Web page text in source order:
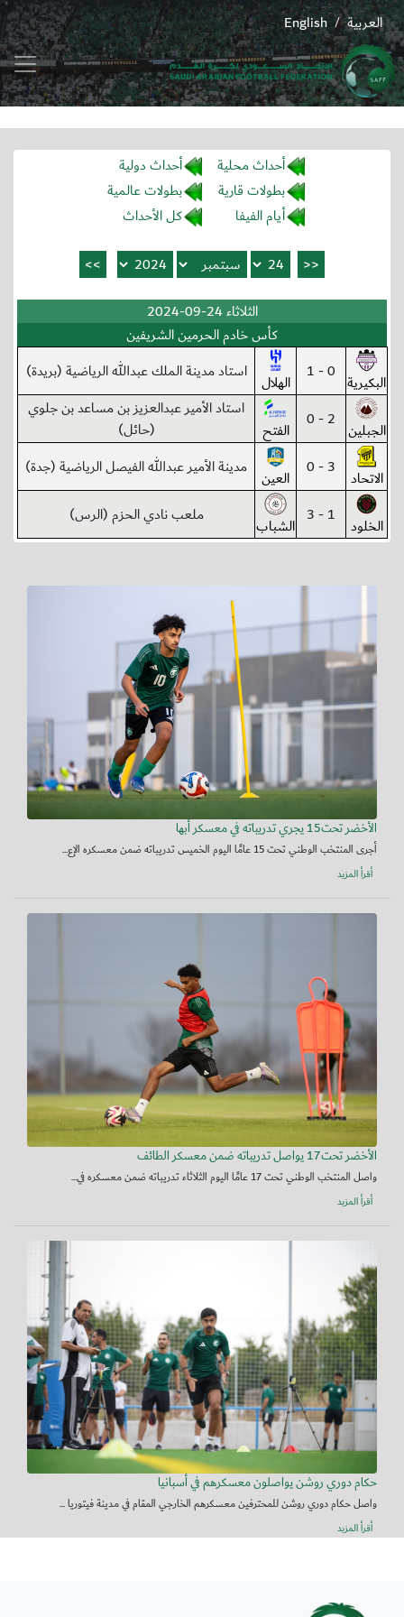
English / العربية
أحداث محلية
أحداث دولية
بطولات قارية
بطولات عالمية
أيام الفيفا
كل الأحداث
الثلاثاء 24-09-2024
كأس خادم الحرمين الشريفين
البكيرية 0 - 1 الهلال استاد مدينة الملك عبدالله الرياضية (بريدة)
الجبلين 2 - 0 الفتح
استاد الأمير عبدالعزيز بن مساعد بن جلوي
(حائل)
الاتحاد 3 - 0 العين مدينة الأمير عبدالله الفيصل الرياضية (جدة)
الخلود 1 - 3 الشباب ملعب نادي الحزم (الرس)
الأخضر تحت15 يجري تدريباته في معسكر أبها
أجرى المنتخب الوطني تحت 15 عامًا اليوم الخميس تدريباته ضمن معسكره الإع...
أقرأ المزيد
الأخضر تحت17 يواصل تدريباته ضمن معسكر الطائف
واصل المنتخب الوطني تحت 17 عامًا اليوم الثلاثاء تدريباته ضمن معسكره في...
أقرأ المزيد
حكام دوري روشن يواصلون معسكرهم في أسبانيا
واصل حكام دوري روشن للمحترفين معسكرهم الخارجي المقام في مدينة فيتوريا ...
أقرأ المزيد